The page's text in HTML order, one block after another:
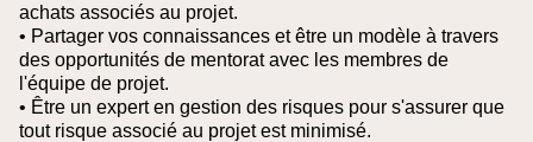
achats associés au projet.
• Partager vos connaissances et être un modèle à travers
des opportunités de mentorat avec les membres de
l'équipe de projet.
• Être un expert en gestion des risques pour s'assurer que
tout risque associé au projet est minimisé.